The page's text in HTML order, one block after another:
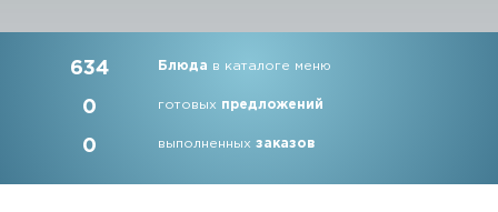
634 Блюда в каталоге меню
0 готовых предложений
0 выполненныхзаказов